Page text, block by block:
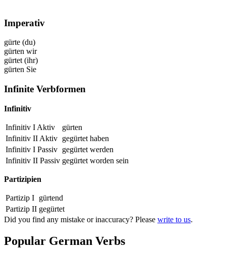
Imperativ
gürte (du)
gürten wir
gürtet (ihr)
gürten Sie
Infinite Verbformen
Infinitiv
Infinitiv I Aktiv
gürten
Infinitiv II Aktiv gegürtet haben
Infinitiv I Passiv gegürtet werden
Infinitiv II Passiv gegürtet worden sein
Partizipien
Partizip I gürtend
Partizip II gegürtet
Did you find any mistake or inaccuracy? Please write to us.
Popular German Verbs